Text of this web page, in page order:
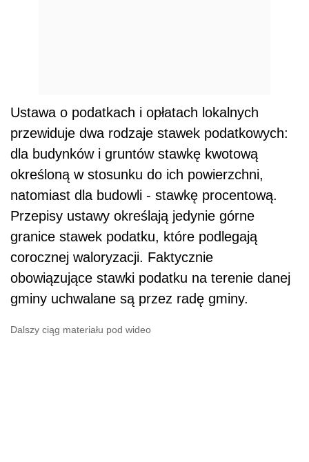
Ustawa o podatkach i opłatach lokalnych
przewiduje dwa rodzaje stawek podatkowych:
dla budynków i gruntów stawkę kwotową
określoną w stosunku do ich powierzchni,
natomiast dla budowli - stawkę procentową.
Przepisy ustawy określają jedynie górne
granice stawek podatku, które podlegają
corocznej waloryzacji. Faktycznie
obowiązujące stawki podatku na terenie danej
gminy uchwalane są przez radę gminy.
Dalszy ciąg materiału pod wideo